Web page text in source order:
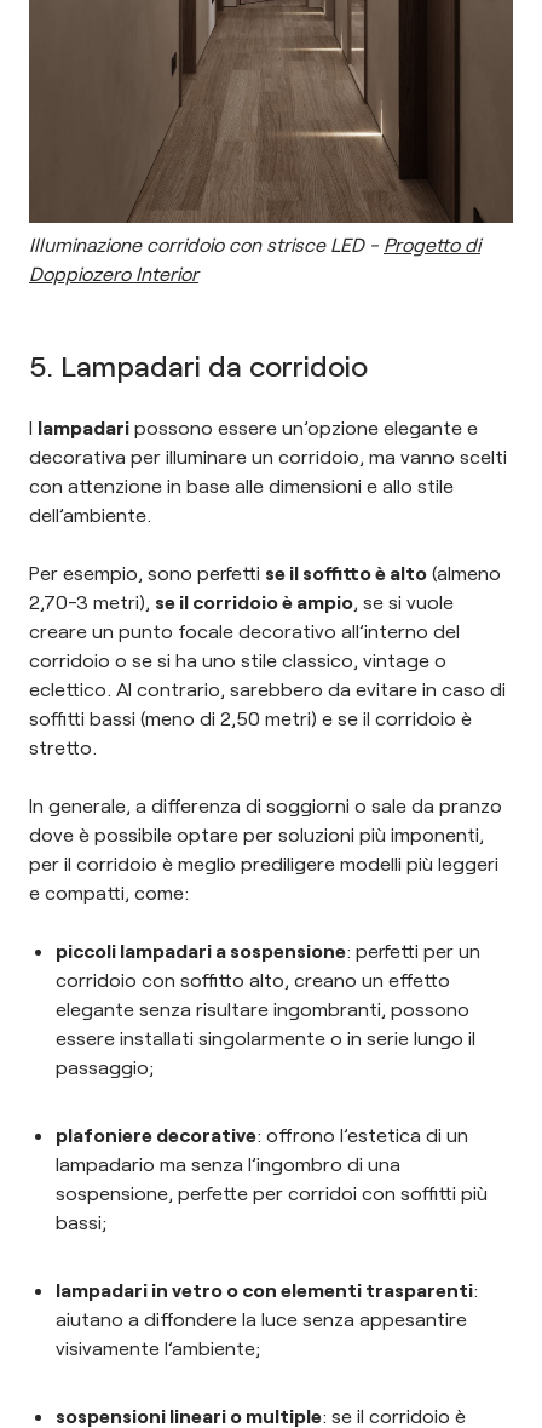
Illuminazione corridoio con strisce LED - Progetto di
Doppiozero Interior
5. Lampadari da corridoio
I lampadari possono essere un’opzione elegante e
decorativa per illuminare un corridoio, ma vanno scelti
con attenzione in base alle dimensioni e allo stile
dell’ambiente.
Per esempio, sono perfetti se il soffitto è alto (almeno
2,70-3 metri), se il corridoio è ampio , se si vuole
creare un punto focale decorativo all’interno del
corridoio o se si ha uno stile classico, vintage o
eclettico. Al contrario, sarebbero da evitare in caso di
soffitti bassi (meno di 2,50 metri) e se il corridoio è
stretto.
In generale, a differenza di soggiorni o sale da pranzo
dove è possibile optare per soluzioni più imponenti,
per il corridoio è meglio prediligere modelli più leggeri
e compatti, come:
piccoli lampadari a sospensione: perfetti per un
corridoio con soffitto alto, creano un effetto
elegante senza risultare ingombranti, possono
essere installati singolarmente o in serie lungo il
passaggio;
plafoniere decorative: offrono l’estetica di un
lampadario ma senza l’ingombro di una
sospensione, perfette per corridoi con soffitti più
bassi;
lampadari in vetro o con elementi trasparenti:
aiutano a diffondere la luce senza appesantire
visivamente l’ambiente;
sospensioni lineari o multiple: se il corridoio è